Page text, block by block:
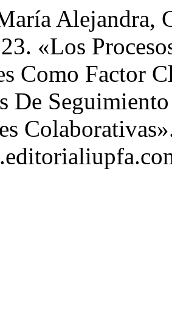
Alejandra,
«Los
Como Factor
De